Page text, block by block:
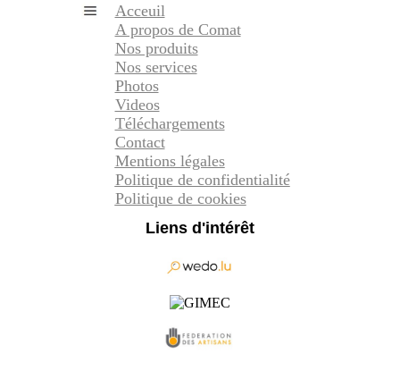
Acceuil
A propos de Comat
Nos produits
Nos services
Photos
Videos
Téléchargements
Contact
Mentions légales
Politique de confidentialité
Politique de cookies
Liens d'intérêt